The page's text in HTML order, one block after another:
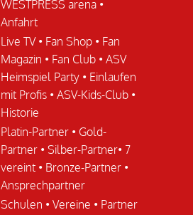
WESTPRESS arena •
Anfahrt
Live TV• Fan Shop • Fan
Magazin • Fan Club • ASV
Heimspiel Party • Einlaufen
mit Profis • ASV-Kids-Club •
Historie
Platin-Partner • Gold-
Partner • Silber-Partner• 7
vereint • Bronze-Partner •
Ansprechpartner
Schulen • Vereine • Partner